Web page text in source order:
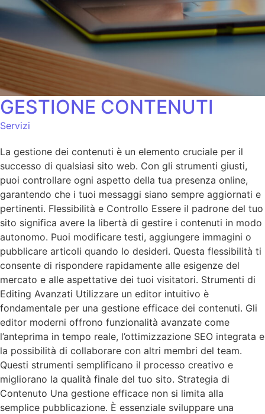
GESTIONE CONTENUTI
Servizi
La gestione dei contenuti è un elemento cruciale per il
successo di qualsiasi sito web. Con gli strumenti giusti,
puoi controllare ogni aspetto della tua presenza online,
garantendo che i tuoi messaggi siano sempre aggiornati e
pertinenti. Flessibilità e Controllo Essere il padrone del tuo
sito significa avere la libertà di gestire i contenuti in modo
autonomo. Puoi modificare testi, aggiungere immagini o
pubblicare articoli quando lo desideri. Questa flessibilità ti
consente di rispondere rapidamente alle esigenze del
mercato e alle aspettative dei tuoi visitatori. Strumenti di
Editing Avanzati Utilizzare un editor intuitivo è
fondamentale per una gestione efficace dei contenuti. Gli
editor moderni offrono funzionalità avanzate come
l’anteprima in tempo reale, l’ottimizzazione SEO integrata e
la possibilità di collaborare con altri membri del team.
Questi strumenti semplificano il processo creativo e
migliorano la qualità finale del tuo sito. Strategia di
Contenuto Una gestione efficace non si limita alla
semplice pubblicazione. È essenziale sviluppare una